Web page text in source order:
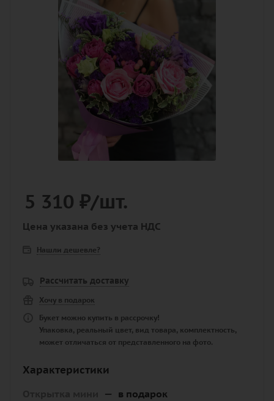
5 310 ₽/шт.
Цена указана без учета НДС
Нашли дешевле?
Рассчитать доставку
Хочу в подарок
Букет можно купить в рассрочку!
Упаковка, реальный цвет, вид товара, комплектность,
может отличаться от представленного на фото.
Характеристики
— в подарок